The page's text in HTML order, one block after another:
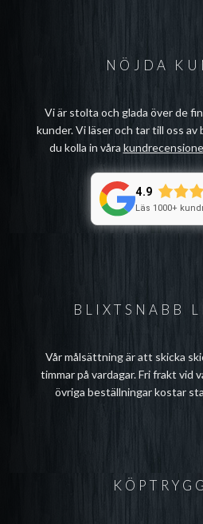
BLIXTSNABB
Vår målsättning är att skicka
timmar på vardagar. Fri frakt vid
övriga beställningar kostar
NÖJDA
Vi är stolta och glada över de
kunder. Vi läser och tar till oss av
du kolla in våra
4.9
Läs 1000+